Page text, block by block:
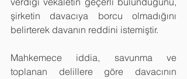
şirketin davacıya borcu olmadığını
belirterek davanın reddini istemiştir.
Mahkemece iddia, savunma ve
toplanan delillere göre davacının